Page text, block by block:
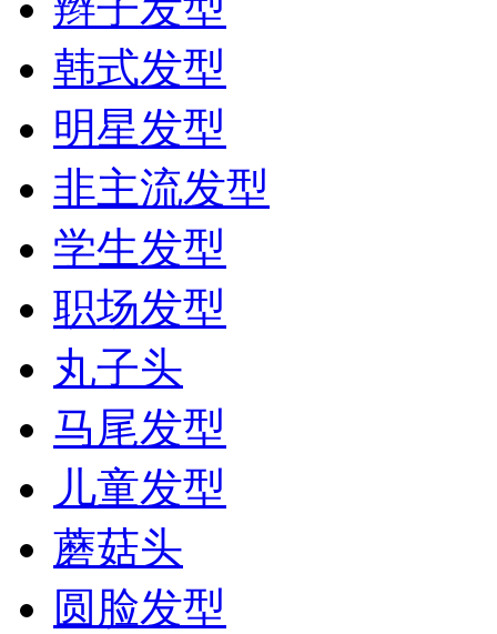
韩式发型
明星发型
非主流发型
学生发型
职场发型
丸子头
马尾发型
儿童发型
蘑菇头
圆脸发型